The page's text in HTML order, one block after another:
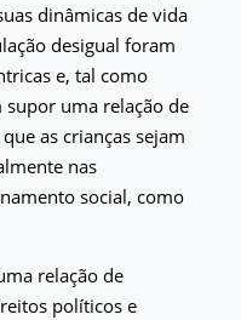
dinâmicas de vida
desigual foram
e, tal como
uma relação de
as crianças sejam
nas
social, como
relação de
políticos e